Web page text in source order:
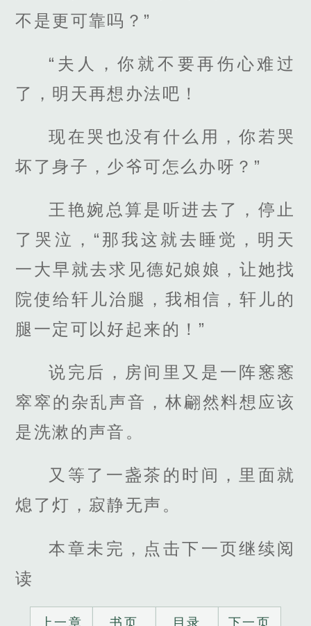
不是更可靠吗？”
“夫人，你就不要再伤心难过
了，明天再想办法吧！
现在哭也没有什么用，你若哭
坏了身子，少爷可怎么办呀？”
王艳婉总算是听进去了，停止
了哭泣，“那我这就去睡觉，明天
一大早就去求见德妃娘娘，让她找
院使给轩儿治腿，我相信，轩儿的
腿一定可以好起来的！”
说完后，房间里又是一阵窸窸
窣窣的杂乱声音，林翩然料想应该
是洗漱的声音。
又等了一盏茶的时间，里面就
熄了灯，寂静无声。
本章未完，点击下一页继续阅
读
上一章 书页 目录 下一页